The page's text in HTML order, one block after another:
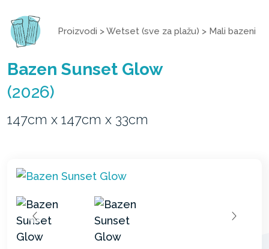
Proizvodi >Wetset (sve za plažu) > Mali bazeni
Bazen Sunset Glow
(2026)
147cm x 147cm x 33cm